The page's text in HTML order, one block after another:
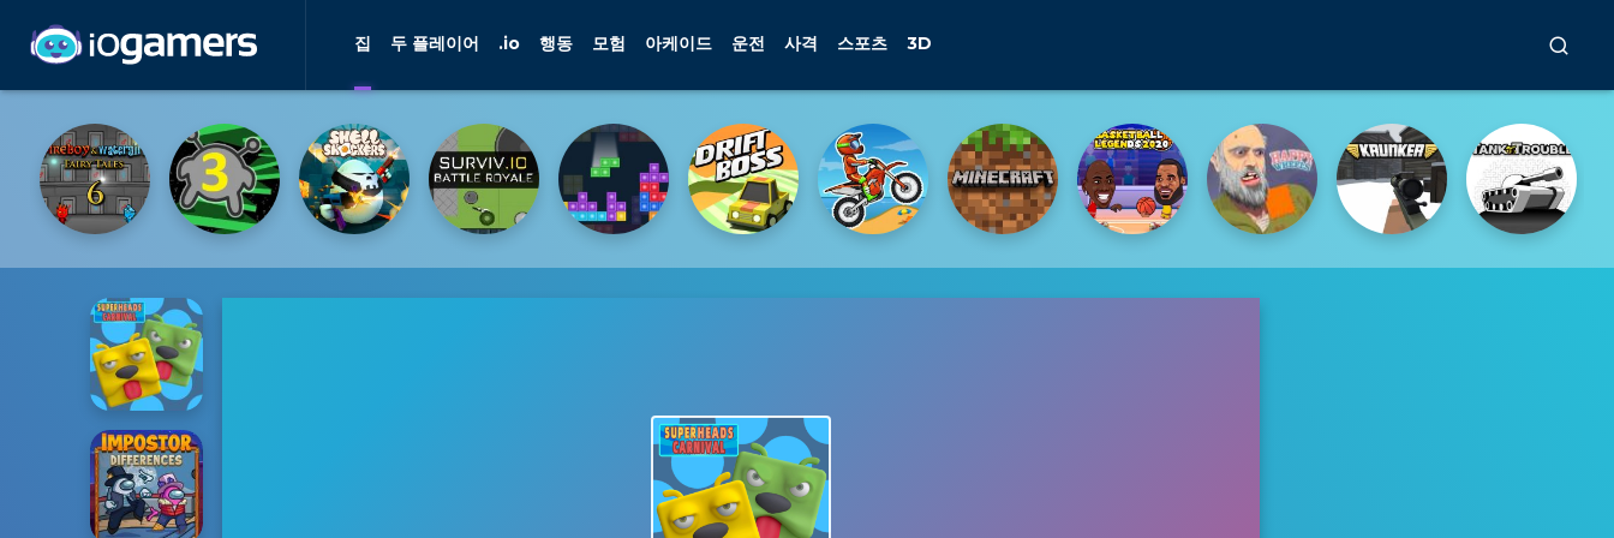
집 두 플레이어 .io 행동 모험 아케이드 운전 사격 스포츠 3D